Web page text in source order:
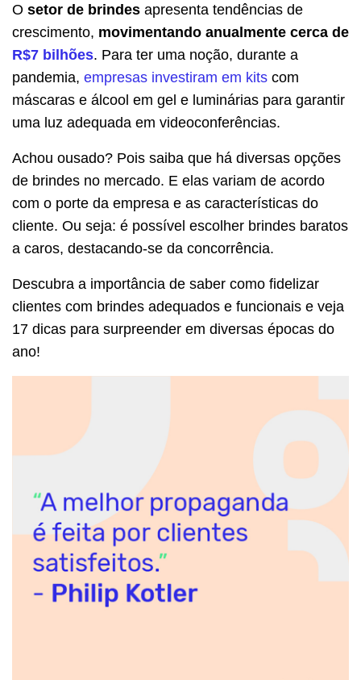
O setor de brindes apresenta tendências de
crescimento, movimentando anualmente cerca de
R$7 bilhões. Para ter uma noção, durante a
pandemia, empresas investiram em kits com
máscaras e álcool em gel e luminárias para garantir
uma luz adequada em videoconferências.
Achou ousado? Pois saiba que há diversas opções
de brindes no mercado. E elas variam de acordo
com o porte da empresa e as características do
cliente. Ou seja: é possível escolher brindes baratos
a caros, destacando-se da concorrência.
Descubra a importância de saber como fidelizar
clientes com brindes adequados e funcionais e veja
17 dicas para surpreender em diversas épocas do
ano!